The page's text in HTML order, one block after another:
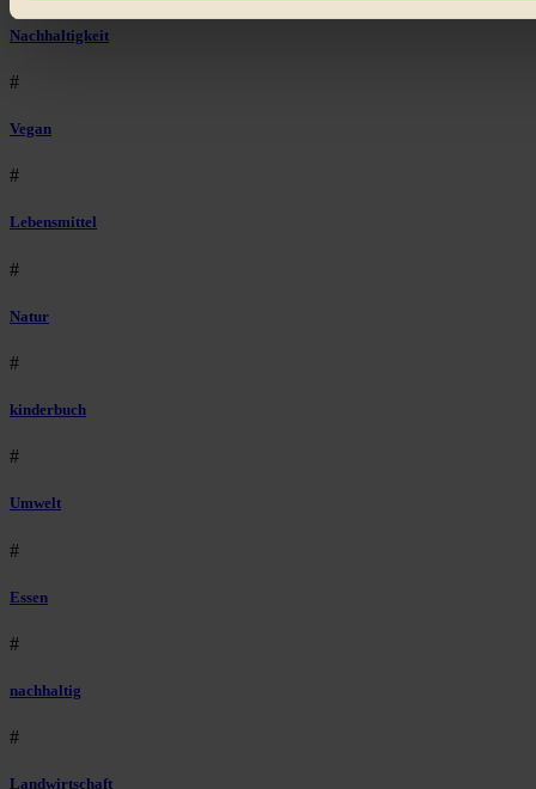
Bist du damit einverstanden?
Nachhaltigkeit
#
Vegan
#
Lebensmittel
#
Natur
#
kinderbuch
#
Umwelt
#
Essen
#
nachhaltig
#
Landwirtschaft